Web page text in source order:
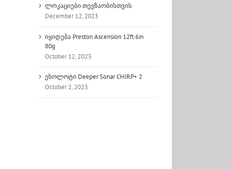
ლოკაციები თევზაობისთვის
December 12, 2023
იყიდება Preston Ascension 12ft 6in
80g
October 12, 2023
ეხოლოტი Deeper Sonar CHIRP+ 2
October 2, 2023